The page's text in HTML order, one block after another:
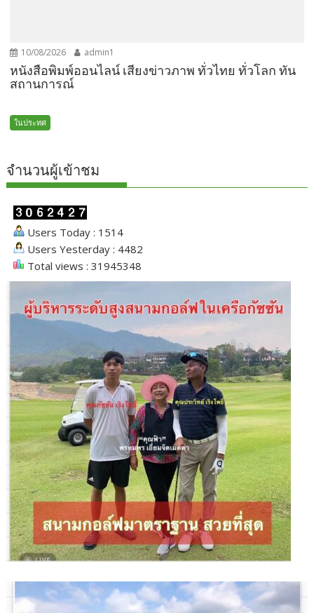
10/08/2026 admin1
หนังสือพิมพ์ออนไลน์ เสียงข่าวภาพ ทั่วไทย ทั่วโลก ทัน
สถานการณ์
ในประทศ
จำนวนผู้เข้าชม
Users Today : 1514
Users Yesterday : 4482
Total views : 31945348